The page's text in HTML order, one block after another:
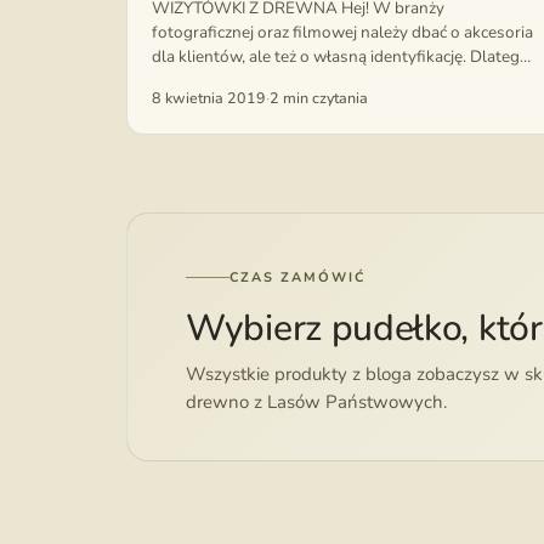
WIZYTÓWKI Z DREWNA Hej! W branży
fotograficznej oraz filmowej należy dbać o akcesoria
dla klientów, ale też o własną identyfikację. Dlatego
biurowych gadżetów. ...
8 kwietnia 2019·2 min czytania
CZAS ZAMÓWIĆ
Wybierz pudełko,
Wszystkie produkty z bloga zobaczysz w
drewno z Lasów Państwowych.